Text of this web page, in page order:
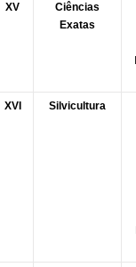
XV
Ciências
Exatas
XVI Silvicultura